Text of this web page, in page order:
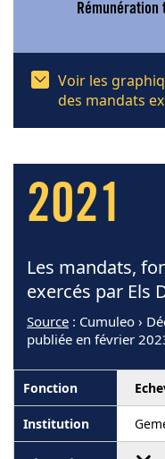
Rémunération
Voir les
des mandats
2021
Les mandats,
exercés par Els
Source : Cumuleo ›
publiée en février